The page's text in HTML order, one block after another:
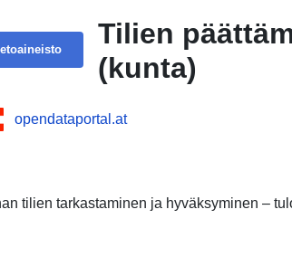
Tilien
(kunta)
opendataportal.at
tilien tarkastaminen ja hyväksyminen –